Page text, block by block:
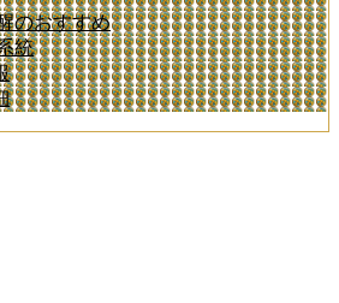
のおすすめ
統